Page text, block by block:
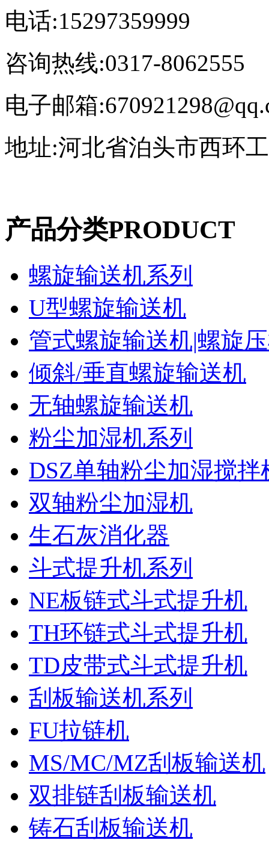
电话:15297359999
咨询热线:0317-8062555
电子邮箱
地址:河北省泊头市西环
产品分类PRODUCT
螺旋输送机系列
U型螺旋输送机
管式螺旋输送机|螺旋
倾斜/垂直螺旋输送机
无轴螺旋输送机
粉尘加湿机系列
DSZ单轴粉尘加湿搅拌
双轴粉尘加湿机
生石灰消化器
斗式提升机系列
NE板链式斗式提升机
TH环链式斗式提升机
TD皮带式斗式提升机
刮板输送机系列
FU拉链机
MS/MC/MZ刮板输送机
双排链刮板输送机
铸石刮板输送机